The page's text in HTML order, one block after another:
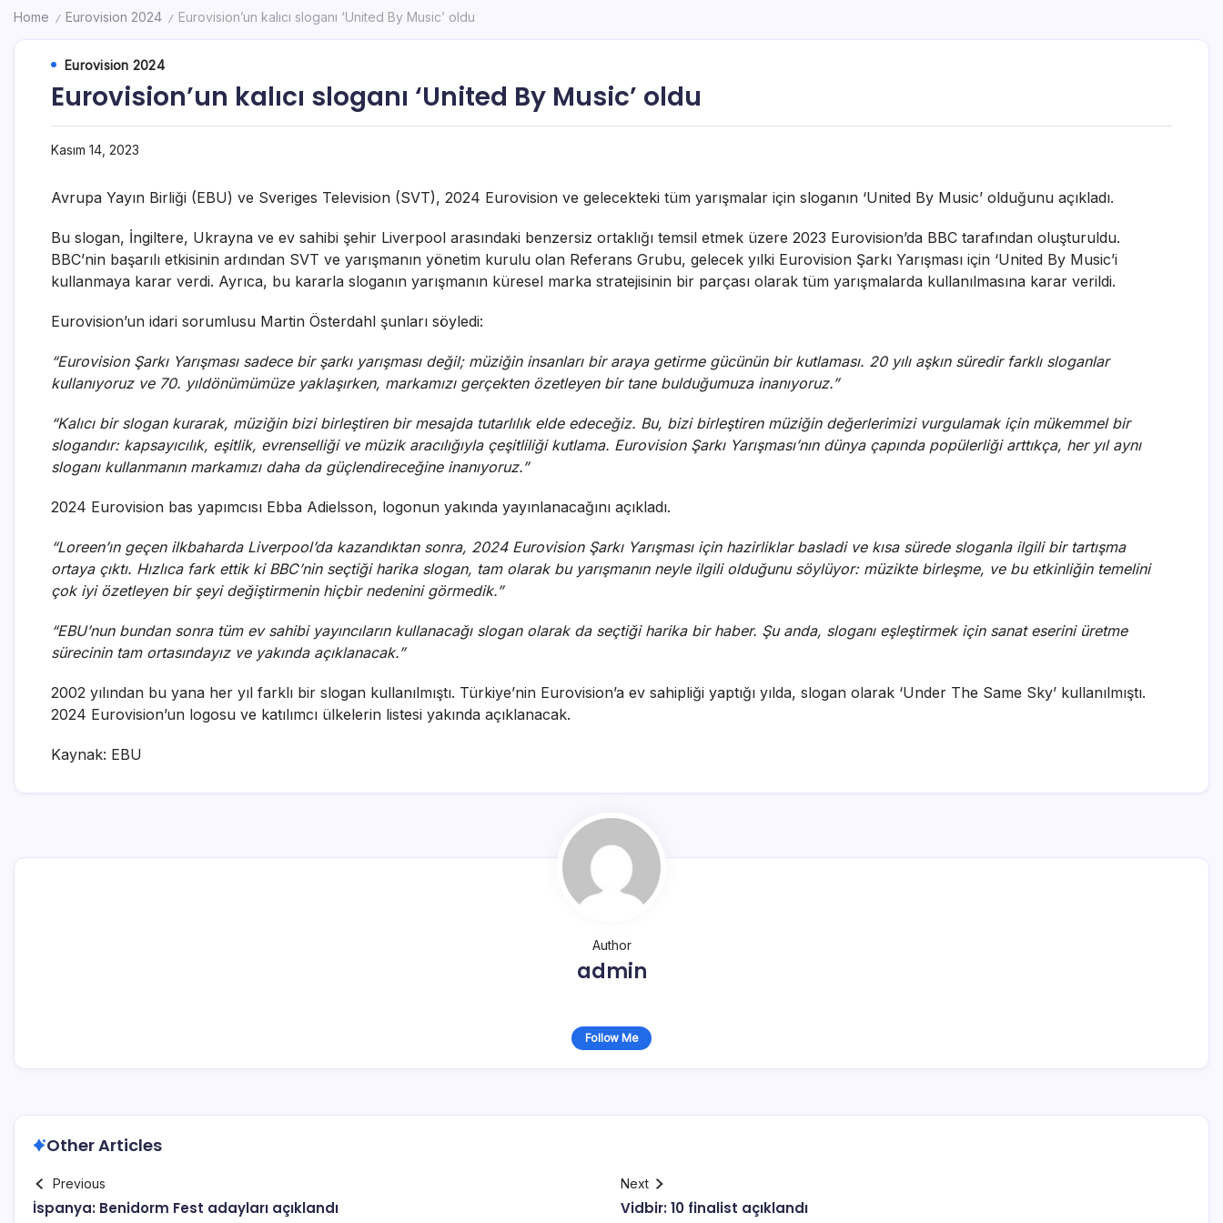
Home / Eurovision 2024 / Eurovision’un kalıcı sloganı ‘United By Music’ oldu
Eurovision 2024
Eurovision’un kalıcı sloganı ‘United By Music’ oldu
Kasım 14, 2023
Avrupa Yayın Birliği (EBU) ve Sveriges Television (SVT), 2024 Eurovision ve gelecekteki tüm yarışmalar için sloganın ‘United By Music’ olduğunu açıkladı.
Bu slogan, İngiltere, Ukrayna ve ev sahibi şehir Liverpool arasındaki benzersiz ortaklığı temsil etmek üzere 2023 Eurovision’da BBC tarafından oluşturuldu.
BBC’nin başarılı etkisinin ardından SVT ve yarışmanın yönetim kurulu olan Referans Grubu, gelecek yılki Eurovision Şarkı Yarışması için ‘United By Music’i
kullanmaya karar verdi. Ayrıca, bu kararla sloganın yarışmanın küresel marka stratejisinin bir parçası olarak tüm yarışmalarda kullanılmasına karar verildi.
Eurovision’un idari sorumlusu Martin Österdahl şunları söyledi:
“Eurovision Şarkı Yarışması sadece bir şarkı yarışması değil; müziğin insanları bir araya getirme gücünün bir kutlaması. 20 yılı aşkın süredir farklı sloganlar
kullanıyoruz ve 70. yıldönümümüze yaklaşırken, markamızı gerçekten özetleyen bir tane bulduğumuza inanıyoruz.”
“Kalıcı bir slogan kurarak, müziğin bizi birleştiren bir mesajda tutarlılık elde edeceğiz. Bu, bizi birleştiren müziğin değerlerimizi vurgulamak için mükemmel bir
slogandır: kapsayıcılık, eşitlik, evrenselliği ve müzik aracılığıyla çeşitliliği kutlama. Eurovision Şarkı Yarışması’nın dünya çapında popülerliği arttıkça, her yıl aynı
sloganı kullanmanın markamızı daha da güçlendireceğine inanıyoruz.”
2024 Eurovision bas yapımcısı Ebba Adielsson, logonun yakında yayınlanacağını açıkladı.
“Loreen’ın geçen ilkbaharda Liverpool’da kazandıktan sonra, 2024 Eurovision Şarkı Yarışması için hazirliklar basladi ve kısa sürede sloganla ilgili bir tartışma
ortaya çıktı. Hızlıca fark ettik ki BBC’nin seçtiği harika slogan, tam olarak bu yarışmanın neyle ilgili olduğunu söylüyor: müzikte birleşme, ve bu etkinliğin temelini
çok iyi özetleyen bir şeyi değiştirmenin hiçbir nedenini görmedik.”
“EBU’nun bundan sonra tüm ev sahibi yayıncıların kullanacağı slogan olarak da seçtiği harika bir haber. Şu anda, sloganı eşleştirmek için sanat eserini üretme
sürecinin tam ortasındayız ve yakında açıklanacak.”
2002 yılından bu yana her yıl farklı bir slogan kullanılmıştı. Türkiye’nin Eurovision’a ev sahipliği yaptığı yılda, slogan olarak ‘Under The Same Sky’ kullanılmıştı.
2024 Eurovision’un logosu ve katılımcı ülkelerin listesi yakında açıklanacak.
Kaynak: EBU
Author
admin
Follow Me
Other Articles
Previous
İspanya: Benidorm Fest adayları açıklandı
Next
Vidbir: 10 finalist açıklandı